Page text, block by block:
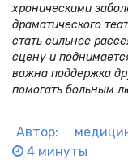
хроническими
драматического
стать сильнее
сцену и
важна поддержка
помогать больным
Автор:
4 минуты